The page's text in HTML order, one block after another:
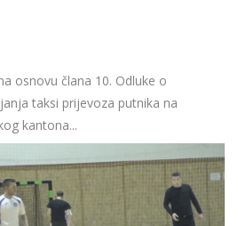
osnovu člana 10. Odluke o
taksi prijevoza putnika na
kantona...